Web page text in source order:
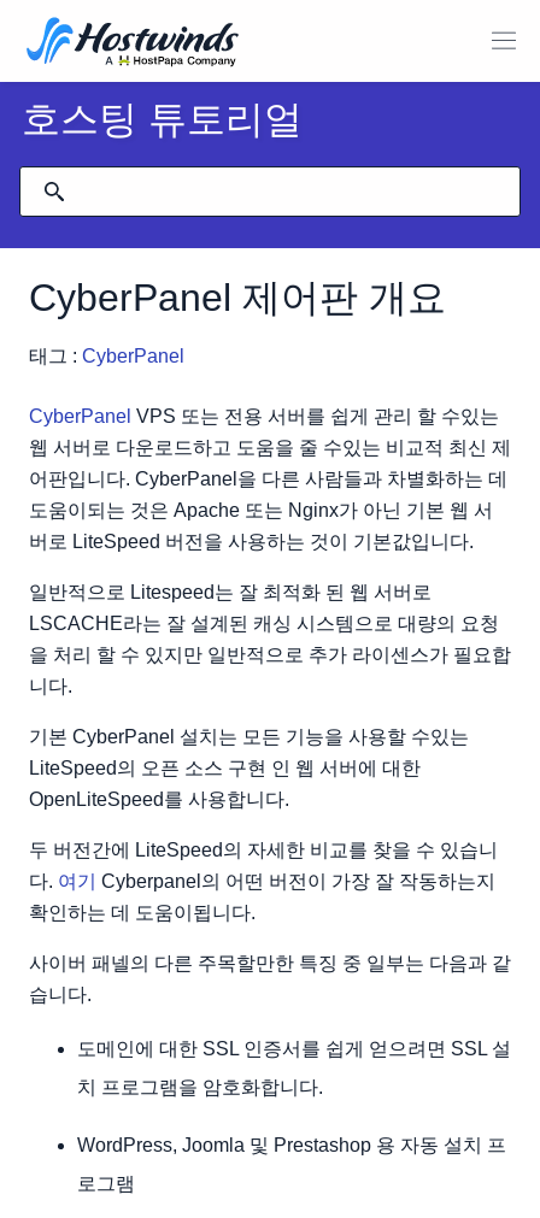
호스팅 튜토리얼
CyberPanel 제어판 개요
태그 : CyberPanel
CyberPanel VPS 또는 전용 서버를 쉽게 관리 할 수있는
웹 서버로 다운로드하고 도움을 줄 수있는 비교적 최신 제
어판입니다. CyberPanel을 다른 사람들과 차별화하는 데
도움이되는 것은 Apache 또는 Nginx가 아닌 기본 웹 서
버로 LiteSpeed 버전을 사용하는 것이 기본값입니다.
일반적으로 Litespeed는 잘 최적화 된 웹 서버로
LSCACHE라는 잘 설계된 캐싱 시스템으로 대량의 요청
을 처리 할 수 있지만 일반적으로 추가 라이센스가 필요합
니다.
기본 CyberPanel 설치는 모든 기능을 사용할 수있는
LiteSpeed의 오픈 소스 구현 인 웹 서버에 대한
OpenLiteSpeed를 사용합니다.
두 버전간에 LiteSpeed의 자세한 비교를 찾을 수 있습니
다. 여기
Cyberpanel의 어떤 버전이 가장 잘 작동하는지
확인하는 데 도움이됩니다.
사이버 패넬의 다른 주목할만한 특징 중 일부는 다음과 같
습니다.
도메인에 대한 SSL 인증서를 쉽게 얻으려면 SSL 설
치 프로그램을 암호화합니다.
WordPress, Joomla 및 Prestashop 용 자동 설치 프
로그램